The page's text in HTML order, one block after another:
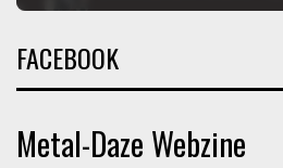
FACEBOOK
Metal-Daze Webzine